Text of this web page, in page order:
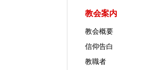
教会案内
教会概要
信仰告白
教職者